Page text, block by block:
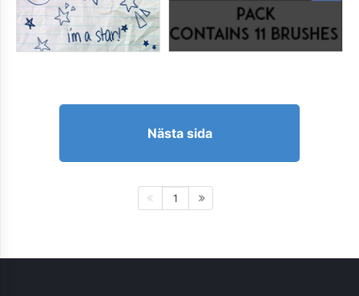
Nästa sida
1